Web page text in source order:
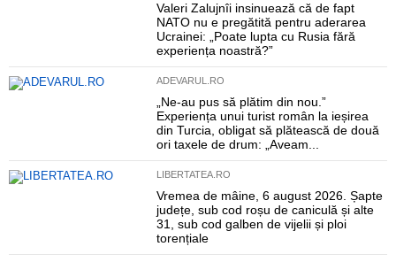
Valeri Zalujnîi insinuează că de fapt
NATO nu e pregătită pentru aderarea
Ucrainei: „Poate lupta cu Rusia fără
experiența noastră?”
ADEVARUL.RO
„Ne-au pus să plătim din nou.”
Experiența unui turist român la ieșirea
din Turcia, obligat să plătească de două
ori taxele de drum: „Aveam...
LIBERTATEA.RO
Vremea de mâine, 6 august 2026. Șapte
județe, sub cod roșu de caniculă și alte
31, sub cod galben de vijelii și ploi
torențiale